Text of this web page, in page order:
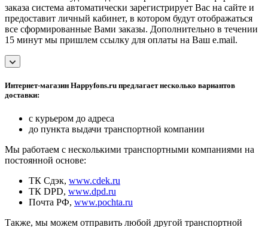
заказа система автоматически зарегистрирует Вас на сайте и
предоставит личный кабинет, в котором будут отображаться
все сформированные Вами заказы. Дополнительно в течении
15 минут мы пришлем ссылку для оплаты на Ваш e.mail.
Интернет-магазин Happyfons.ru предлагает несколько вариантов
доставки:
с курьером до адреса
до пункта выдачи транспортной компании
Мы работаем с несколькими транспортными компаниями на
постоянной основе:
ТК Сдэк, www.cdek.ru
ТК DPD, www.dpd.ru
Почта РФ, www.pochta.ru
Также, мы можем отправить любой другой транспортной